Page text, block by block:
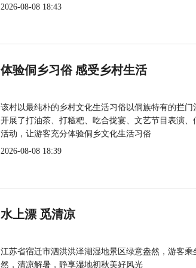
2026-08-08 18:43
体验侗乡习俗 感受乡村生活
该村以最纯朴的乡村文化生活习俗以侗族特有的拦
开展了打油茶、打糍粑、吃合拢宴、文艺节目表演
活动，让游客充分体验侗乡文化生活习俗
2026-08-08 18:39
水上漂 觅清凉
江苏省宿迁市泗洪洪泽湖湿地景区绿意盎然，游客
然，清凉解暑，静享湿地初秋美好风光